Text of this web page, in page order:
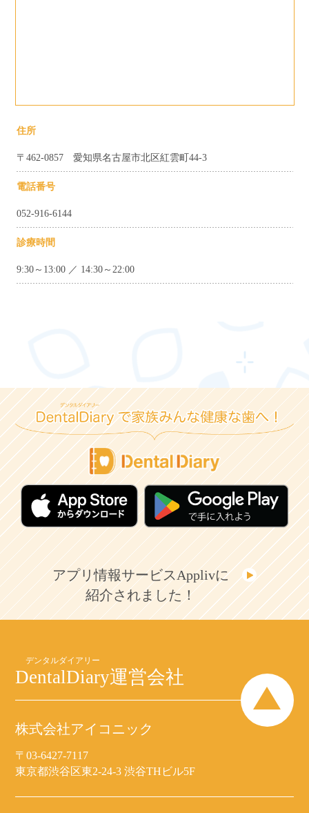
住所
〒462-0857 愛知県名古屋市北区紅雲町44-3
電話番号
052-916-6144
診療時間
9:30～13:00 ／ 14:30～22:00
アプリ情報サービスApplivに
紹介されました！
DentalDiary運営会社
株式会社アイコニック
〒03-6427-7117
東京都渋谷区東2-24-3 渋谷THビル5F